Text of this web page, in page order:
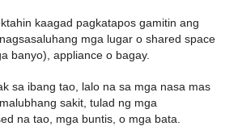
kaagad pagkatapos gamitin ang
mga lugar o shared space
banyo), appliance o bagay.
sa ibang tao, lalo na sa mga nasa mas
sakit, tulad ng mga
na tao, mga buntis, o mga bata.